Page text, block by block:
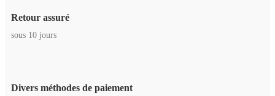
Retour assuré
sous 10 jours
Divers méthodes de paiement